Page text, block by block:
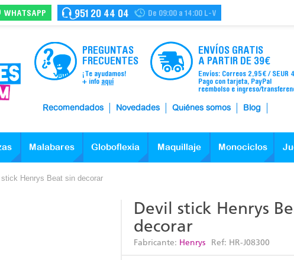
WHATSAPP 951 20 44 04 De 09:00 a 14:00 L-V
PREGUNTAS
FRECUENTES
¡Te ayudamos!
+ info aquí
ENVÍOS GRATIS
A PARTIR DE 39€
Envíos: Correos 2,95€ / SEUR
Pago con tarjeta, PayPal
reembolso e ingreso/
Recomendados Novedades Quiénes somos Blog
Malabares Globoflexia Maquillaje Monociclos
stick Henrys Beat sin decorar
Devil stick Henrys
decorar
Fabricante: Henrys Ref: HR-J08300